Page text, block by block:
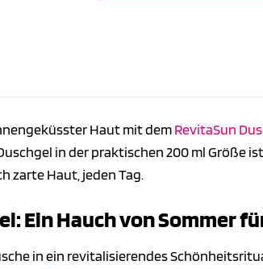
Haut mit demRevitaSun
in der praktischen 200 ml Größe
zarte Haut, jeden Tag.
Ein Hauch von Sommer
in ein revitalisierendes